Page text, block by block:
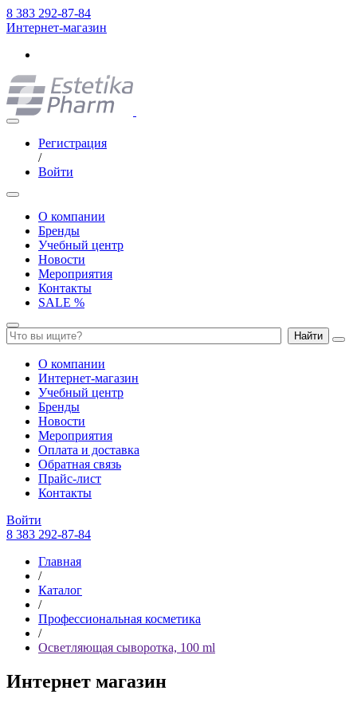
8 383 292-87-84
Интернет-магазин
Регистрация
/
Войти
О компании
Бренды
Учебный центр
Новости
Мероприятия
Контакты
SALE %
Найти
О компании
Интернет-магазин
Учебный центр
Бренды
Новости
Мероприятия
Оплата и доставка
Обратная связь
Прайс-лист
Контакты
Войти
8 383 292-87-84
Главная
/
Каталог
/
Профессиональная косметика
/
Осветляющая сыворотка, 100 ml
Интернет магазин